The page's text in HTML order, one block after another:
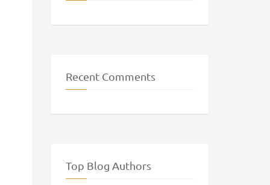
Recent Comments
Top Blog Authors